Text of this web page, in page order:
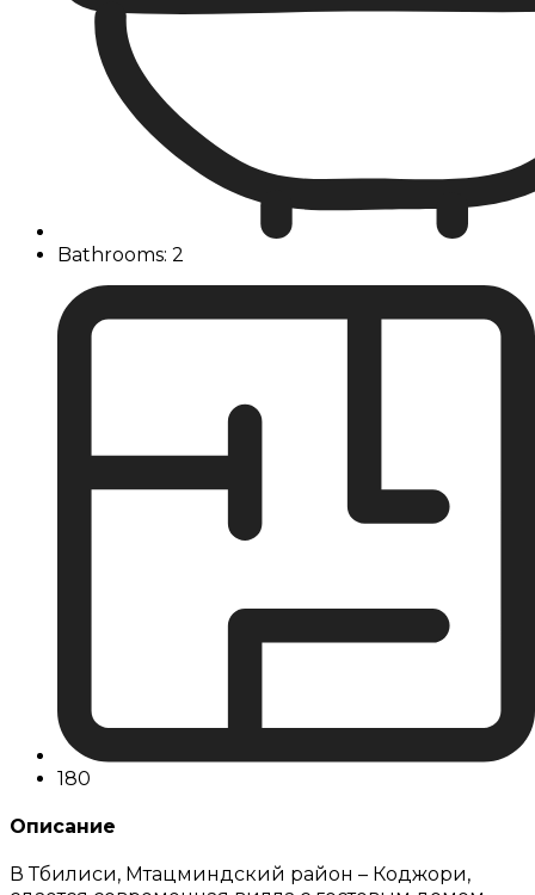
Bathrooms: 2
180
Описание
В Тбилиси, Мтацминдский район – Коджори,